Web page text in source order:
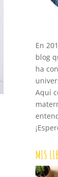
En
blog
ha
Aquí
MIS